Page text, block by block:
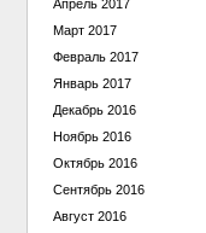
Апрель 2017
Март 2017
Февраль 2017
Январь 2017
Декабрь 2016
Ноябрь 2016
Октябрь 2016
Сентябрь 2016
Август 2016